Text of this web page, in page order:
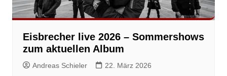
Eisbrecher live 2026 – Sommershows
zum aktuellen Album
Andreas Schieler 22. März 2026